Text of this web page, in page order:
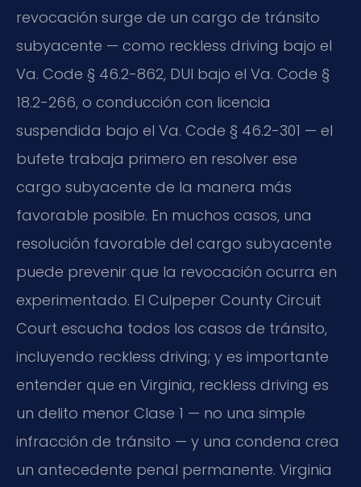
revocación surge de un cargo de tránsito
subyacente — como reckless driving bajo el
Va. Code § 46.2-862, DUI bajo el Va. Code §
18.2-266, o conducción con licencia
suspendida bajo el Va. Code § 46.2-301 — el
bufete trabaja primero en resolver ese
cargo subyacente de la manera más
favorable posible. En muchos casos, una
resolución favorable del cargo subyacente
puede prevenir que la revocación ocurra en
experimentado. El Culpeper County Circuit
Court escucha todos los casos de tránsito,
incluyendo reckless driving; y es importante
entender que en Virginia, reckless driving es
un delito menor Clase 1 — no una simple
infracción de tránsito — y una condena crea
un antecedente penal permanente. Virginia